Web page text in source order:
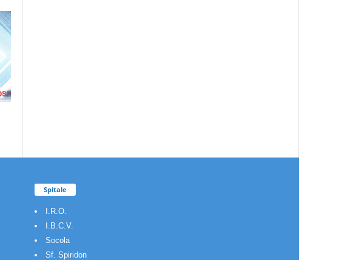
Spitale
I.R.O.
I.B.C.V.
Socola
Sf. Spiridon